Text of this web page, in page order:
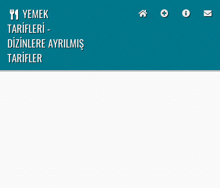
YEMEK
TARİFLERİ -
DİZİNLERE AYRILMIŞ
TARİFLER